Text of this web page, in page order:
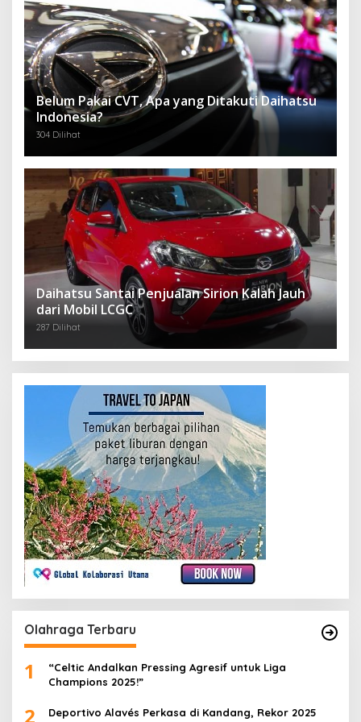
Belum Pakai CVT, Apa yang Ditakuti Daihatsu
Indonesia?
304 Dilihat
Daihatsu Santai Penjualan Sirion Kalah Jauh
dari Mobil LCGC
287 Dilihat
Olahraga Terbaru
1
“Celtic Andalkan Pressing Agresif untuk Liga
Champions 2025!”
2
Deportivo Alavés Perkasa di Kandang, Rekor 2025